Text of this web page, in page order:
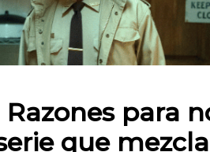
Razones para
que